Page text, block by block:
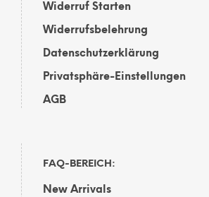
Widerruf Starten
Widerrufsbelehrung
Datenschutzerklärung
Privatsphäre-Einstellungen
AGB
FAQ-BEREICH:
New Arrivals